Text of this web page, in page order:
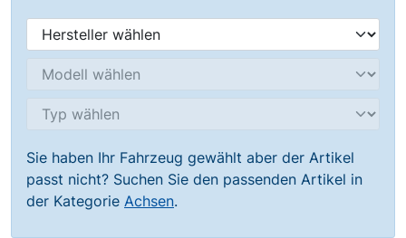
Sie haben Ihr Fahrzeug gewählt aber der Artikel
passt nicht? Suchen Sie den passenden Artikel in
der Kategorie Achsen.